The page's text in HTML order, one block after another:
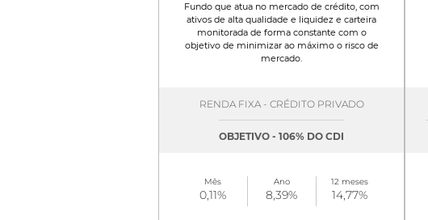
Fundo que atua no mercado de crédito, com
ativos de alta qualidade e liquidez e carteira
monitorada de forma constante com o
objetivo de minimizar ao máximo o risco de
mercado.
RENDA FIXA - CRÉDITO PRIVADO
OBJETIVO - 106% DO CDI
Mês
0,11%
Ano
8,39%
12 meses
14,77%